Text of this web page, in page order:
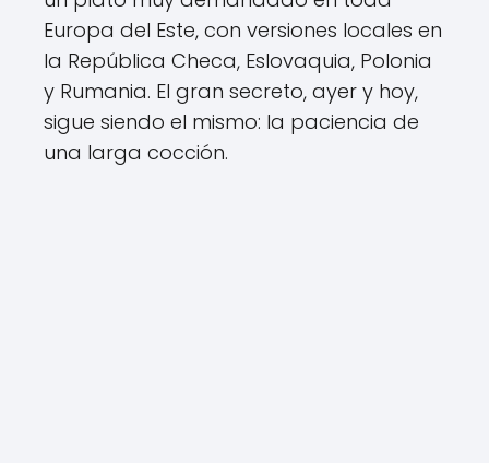
Europa del Este, con versiones locales en
la República Checa, Eslovaquia, Polonia
y Rumania. El gran secreto, ayer y hoy,
sigue siendo el mismo: la paciencia de
una larga cocción.